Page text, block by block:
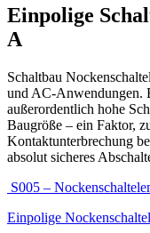
Einpolige
A
Schaltbau
und AC-Anwendungen.
außerordentlich hohe
Baugröße – ein Faktor,
Kontaktunterbrechung
absolut sicheres
S005 –
Einpolige